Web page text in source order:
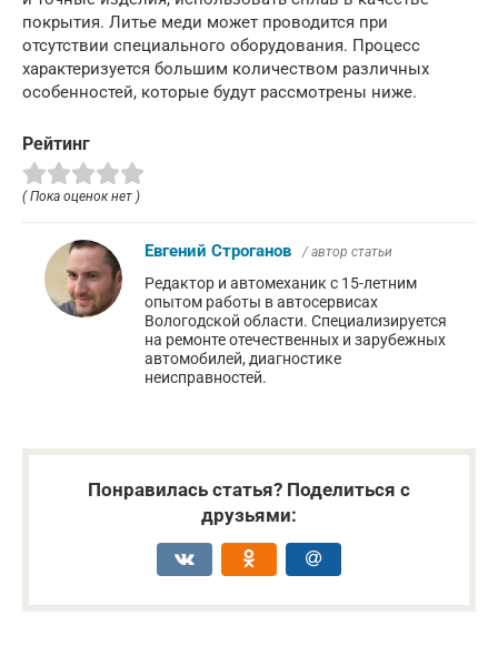
покрытия. Литье меди может проводится при
отсутствии специального оборудования. Процесс
характеризуется большим количеством различных
особенностей, которые будут рассмотрены ниже.
Рейтинг
( Пока оценок нет )
Евгений Строганов / автор статьи
Редактор и автомеханик с 15-летним
опытом работы в автосервисах
Вологодской области. Специализируется
на ремонте отечественных и зарубежных
автомобилей, диагностике
неисправностей.
Понравилась статья? Поделиться с
друзьями: